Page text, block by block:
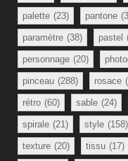
palette (23) pantone
paramètre (38) pastel
personnage (20)
pinceau (288) rosace
rétro (60) sable (24)
spirale (21) style (158)
texture (20) tissu (17)